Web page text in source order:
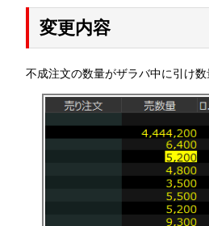
変更内容
不成注文の数量がザラバ中に引け